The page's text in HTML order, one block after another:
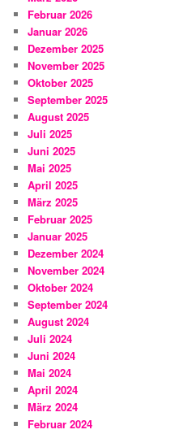
Februar 2026
Januar 2026
Dezember 2025
November 2025
Oktober 2025
September 2025
August 2025
Juli 2025
Juni 2025
Mai 2025
April 2025
März 2025
Februar 2025
Januar 2025
Dezember 2024
November 2024
Oktober 2024
September 2024
August 2024
Juli 2024
Juni 2024
Mai 2024
April 2024
März 2024
Februar 2024